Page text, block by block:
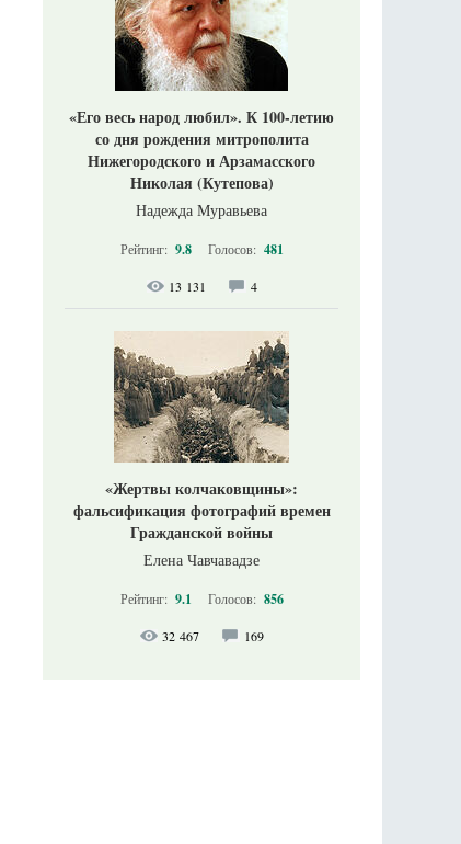
«Его весь народ любил». К 100-летию
со дня рождения митрополита
Нижегородского и Арзамасского
Николая (Кутепова)
Надежда Муравьева
Рейтинг: 9.8 Голосов: 481
13 131 4
«Жертвы колчаковщины»:
фальсификация фотографий времен
Гражданской войны
Елена Чавчавадзе
Рейтинг: 9.1 Голосов: 856
32 467 169